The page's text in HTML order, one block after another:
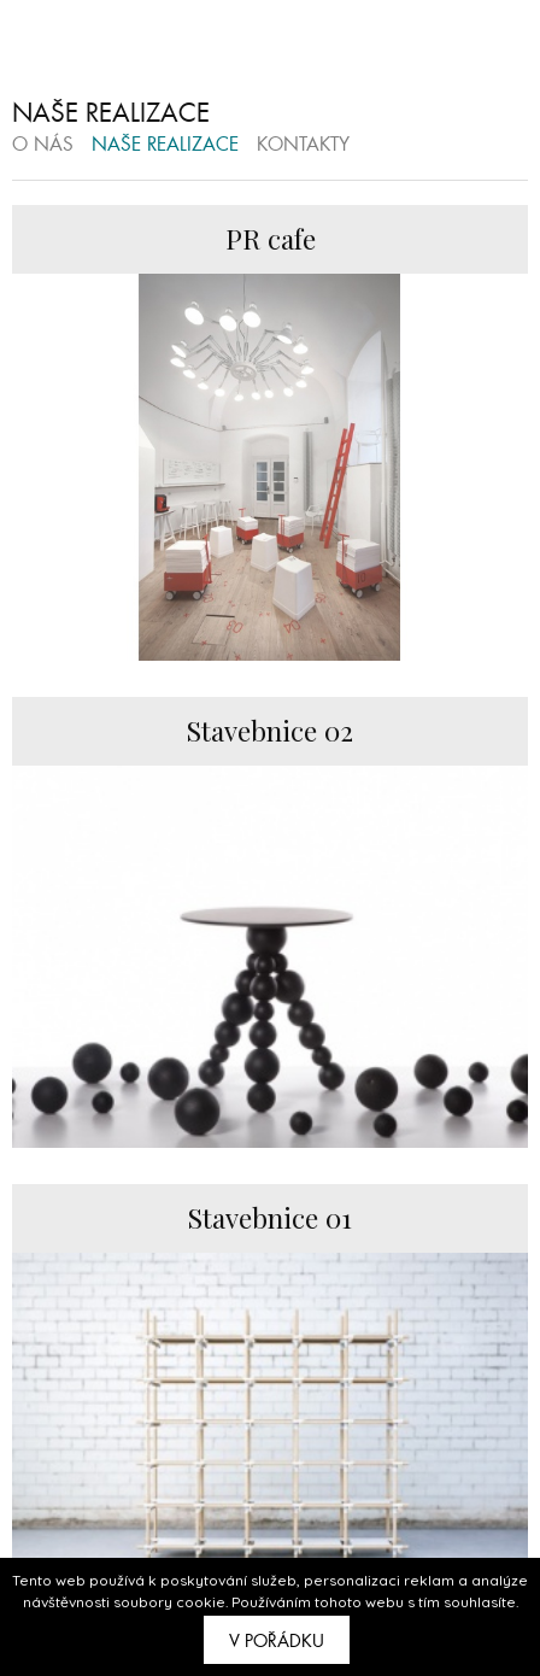
Tento web používá k poskytování služeb, personalizaci reklam a analýze
návštěvnosti soubory cookie. Používáním tohoto webu s tím souhlasíte.
V POŘÁDKU
NAŠE REALIZACE
O NÁS NAŠE REALIZACE KONTAKTY
PR cafe
Stavebnice 02
Stavebnice 01